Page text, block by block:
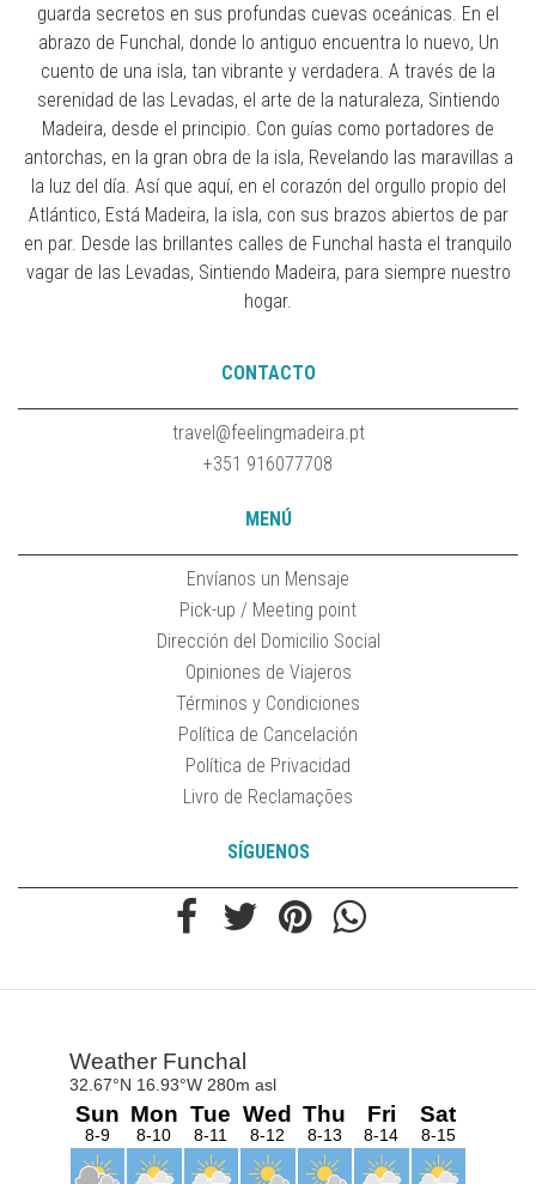
guarda secretos en sus profundas cuevas oceánicas. En el
abrazo de Funchal, donde lo antiguo encuentra lo nuevo, Un
cuento de una isla, tan vibrante y verdadera. A través de la
serenidad de las Levadas, el arte de la naturaleza, Sintiendo
Madeira, desde el principio. Con guías como portadores de
antorchas, en la gran obra de la isla, Revelando las maravillas a
la luz del día. Así que aquí, en el corazón del orgullo propio del
Atlántico, Está Madeira, la isla, con sus brazos abiertos de par
en par. Desde las brillantes calles de Funchal hasta el tranquilo
vagar de las Levadas, Sintiendo Madeira, para siempre nuestro
hogar.
CONTACTO
travel@feelingmadeira.pt
+351 916077708
MENÚ
Envíanos un Mensaje
Pick-up / Meeting point
Dirección del Domicilio Social
Opiniones de Viajeros
Términos y Condiciones
Política de Cancelación
Política de Privacidad
Livro de Reclamações
SÍGUENOS